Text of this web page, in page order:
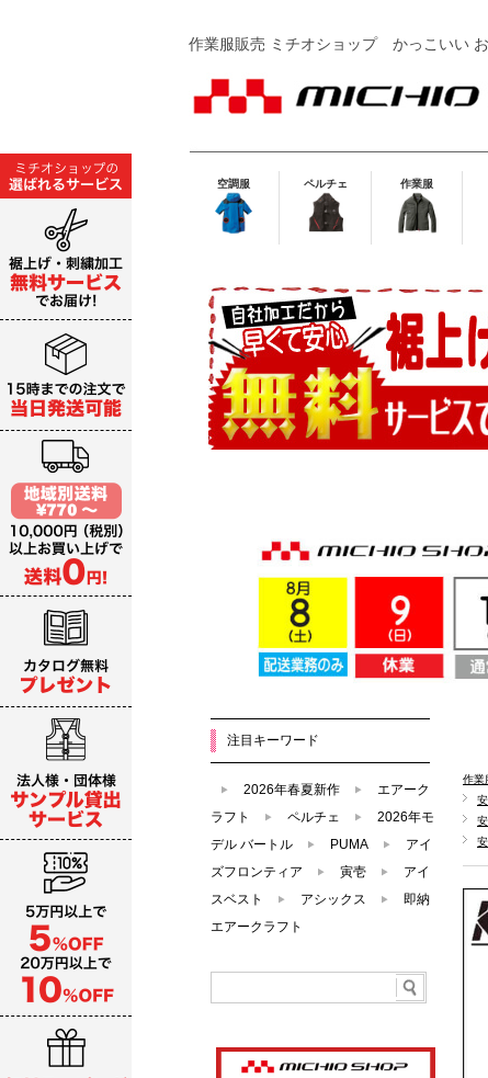
作業服販売 ミチオショップかっこいい お
空調服 ペルチェ 作業服
作業
注目キーワード
2026年春夏新作
エアーク
ラフト
ペルチェ
2026年モ
デル バートル
PUMA
アイ
ズフロンティア
寅壱
アイ
スベスト
アシックス
即納
エアークラフト